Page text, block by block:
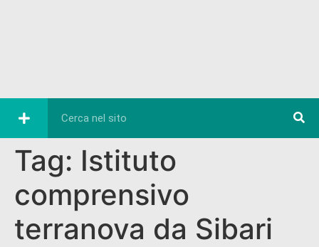
Tag: Istituto
comprensivo
terranova da Sibari